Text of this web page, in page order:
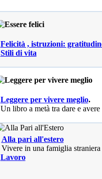
Felicità , istruzioni:
Stili di vita
Leggere per vivere meglio.
Un libro a metà tra dare e avere
Alla pari all'estero
Vivere in una famiglia straniera
Lavoro